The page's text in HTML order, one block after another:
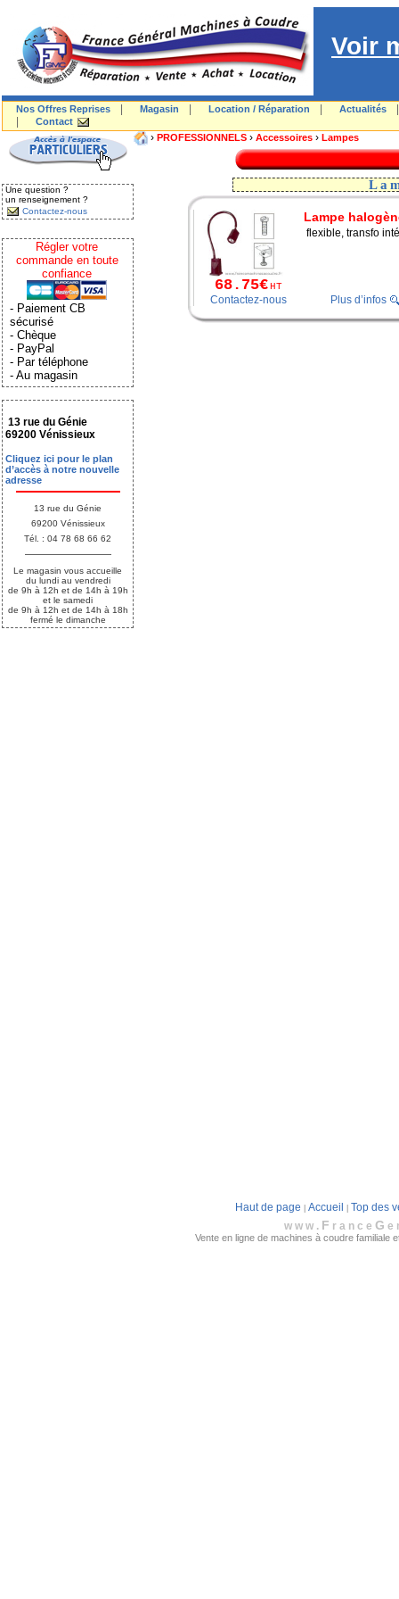
Voir
Nos Offres Reprises Magasin Location / Réparation Actualités
Contact
Une question ?
un renseignement ?
Contactez-nous
Régler votre
commande en toute
confiance
- Paiement CB
sécurisé
- Chèque
- PayPal
- Par téléphone
- Au magasin
13 rue du Génie
69200 Vénissieux
Cliquez ici pour le plan
d’accès à notre nouvelle
adresse
13 rue du Génie
69200 Vénissieux
Tél. : 04 78 68 66 62
Le magasin vous accueille
du lundi au vendredi
de 9h à 12h et de 14h à 19h
et le samedi
de 9h à 12h et de 14h à 18h
fermé le dimanche
› PROFESSIONNELS › Accessoires › Lampes
Lampe
flexible, transfo
68.75€ HT
Contactez-nous Plus d’infos
Haut de page Accueil
Top des
www. F rance G
Vente en ligne de machines à coudre familiale